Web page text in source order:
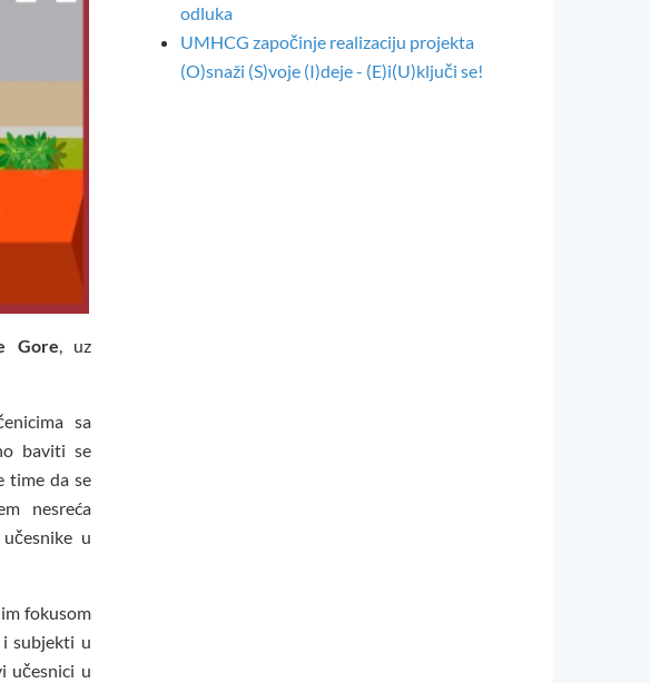
Gore, uz
sa
baviti se
time da se
nesreća
u
fokusom
subjekti u
učesnici u
odluka
UMHCG započinje realizaciju projekta
(O)snaži (S)voje (I)deje - (E)i(U)ključi se!